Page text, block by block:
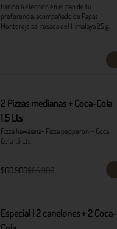
Panino a elección en el pan de tu
preferencia, acompañado de Papas
Monterojo sal rosada del Himalaya 25 g.
2 Pizzas medianas + Coca-Cola
1.5 Lts
Pizza hawaiana+ Pizza pepperoni + Coca
Cola 1.5 Lts
$60.900$85.300
Especial | 2 canelones + 2 Coca-